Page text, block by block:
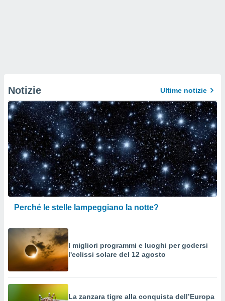
Notizie Ultime notizie
Perché le stelle lampeggiano la notte?
I migliori programmi e luoghi per godersi
l'eclissi solare del 12 agosto
La zanzara tigre alla conquista dell’Europa